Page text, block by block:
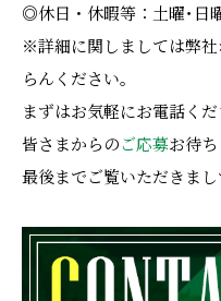
◎休日・休暇等：土曜･日
※詳細に関しましては弊
らんください。
まずはお気軽にお電話くだ
皆さまからのご応募お待ち
最後までご覧いただきま